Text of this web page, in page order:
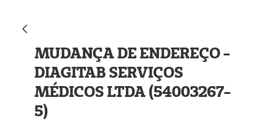
MUDANÇA DE ENDEREÇO -
DIAGITAB SERVIÇOS
MÉDICOS LTDA (54003267-
5)